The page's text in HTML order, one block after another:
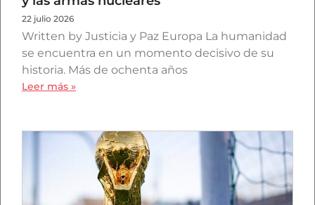
22 julio 2026
Written by Justicia y Paz Europa La humanidad
se encuentra en un momento decisivo de su
historia. Más de ochenta años
Leer más »